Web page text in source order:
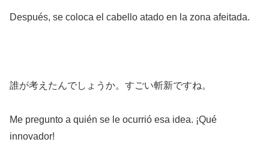
Después, se coloca el cabello atado en la zona afeitada.
誰が考えたんでしょうか。すごい斬新ですね。
Me pregunto a quién se le ocurrió esa idea. ¡Qué
innovador!